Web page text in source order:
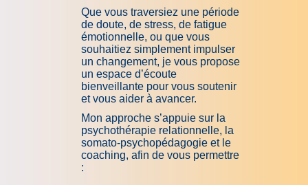
Que vous traversiez une période
de doute, de stress, de fatigue
émotionnelle, ou que vous
souhaitiez simplement impulser
un changement, je vous propose
un espace d’écoute
bienveillante pour vous soutenir
et vous aider à avancer.
Mon approche s’appuie sur la
psychothérapie relationnelle, la
somato-psychopédagogie et le
coaching, afin de vous permettre
: